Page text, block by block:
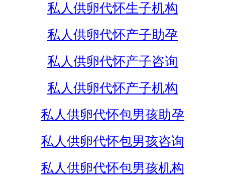
私人供卵代怀生子机构
私人供卵代怀产子助孕
私人供卵代怀产子咨询
私人供卵代怀产子机构
私人供卵代怀包男孩助孕
私人供卵代怀包男孩咨询
私人供卵代怀包男孩机构